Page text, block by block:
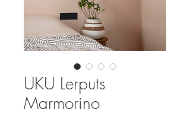
UKU Lerputs
Marmorino